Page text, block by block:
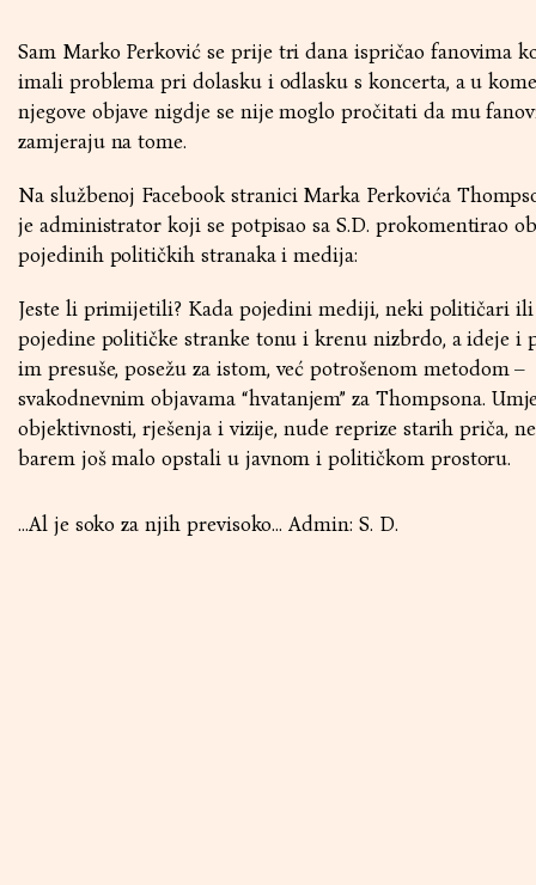
Sam Marko Perković se prije tri dana ispričao fanovima
imali problema pri dolasku i odlasku s koncerta, a u
njegove objave nigdje se nije moglo pročitati da mu
zamjeraju na tome.
Na službenoj Facebook stranici Marka Perkovića
je administrator koji se potpisao sa S.D. prokomentirao
pojedinih političkih stranaka i medija:
Jeste li primijetili? Kada pojedini mediji, neki političari ili
pojedine političke stranke tonu i krenu nizbrdo, a ideje i
im presuše, posežu za istom, već potrošenom metodom –
svakodnevnim objavama “hvatanjem” za Thompsona.
objektivnosti, rješenja i vizije, nude reprize starih priča,
barem još malo opstali u javnom i političkom prostoru.
...Al je soko za njih previsoko... Admin: S. D.